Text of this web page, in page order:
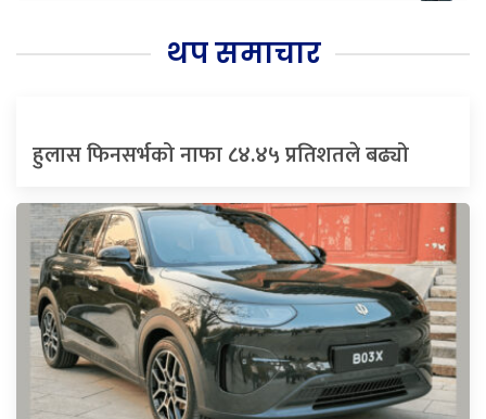
थप समाचार
हुलास फिनसर्भको नाफा ८४.४५ प्रतिशतले बढ्यो